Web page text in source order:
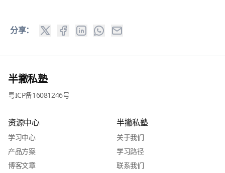
分享：
半撇私塾
粤ICP备16081246号
资源中心
学习中心
产品方案
博客文章
半撇私塾
关于我们
学习路径
联系我们